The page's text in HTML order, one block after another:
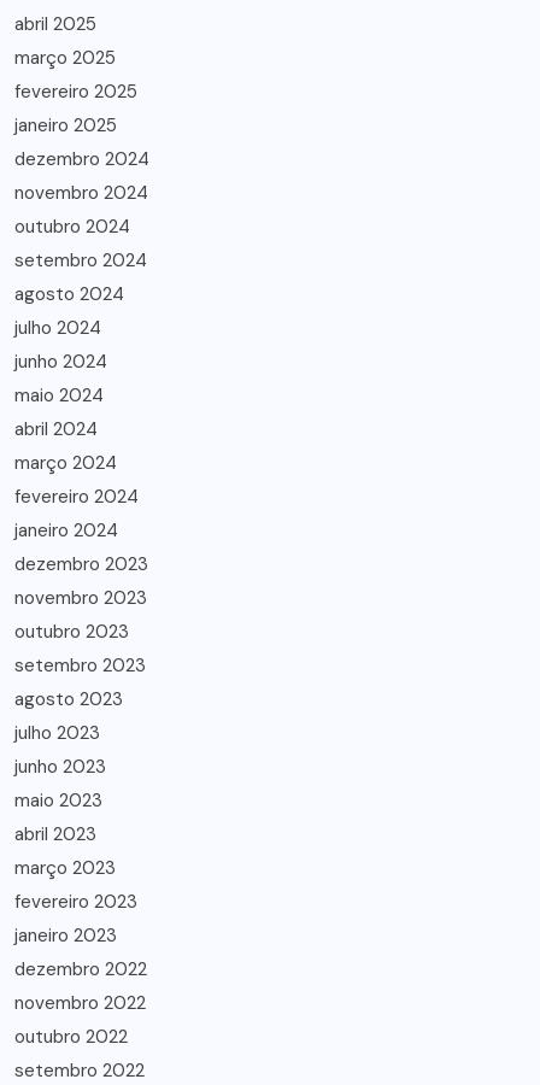
abril 2025
março 2025
fevereiro 2025
janeiro 2025
dezembro 2024
novembro 2024
outubro 2024
setembro 2024
agosto 2024
julho 2024
junho 2024
maio 2024
abril 2024
março 2024
fevereiro 2024
janeiro 2024
dezembro 2023
novembro 2023
outubro 2023
setembro 2023
agosto 2023
julho 2023
junho 2023
maio 2023
abril 2023
março 2023
fevereiro 2023
janeiro 2023
dezembro 2022
novembro 2022
outubro 2022
setembro 2022